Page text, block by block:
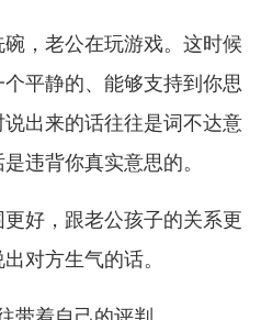
，老公在玩游戏。这时候
平静的、能够支持到你思
出来的话往往是词不达意
违背你真实意思的。
好，跟老公孩子的关系更
对方生气的话。